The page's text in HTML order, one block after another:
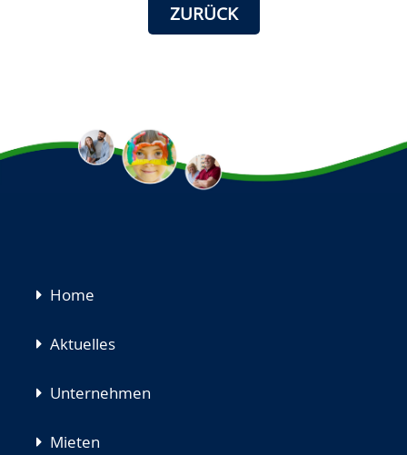
ZURÜCK
Navigation
Home
Aktuelles
Unternehmen
Mieten